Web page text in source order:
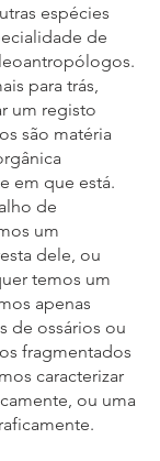
espécies
de
para trás,
um registo
são matéria
em que está.
de
um
dele, ou
temos um
apenas
de ossários ou
fragmentados
caracterizar
ou uma